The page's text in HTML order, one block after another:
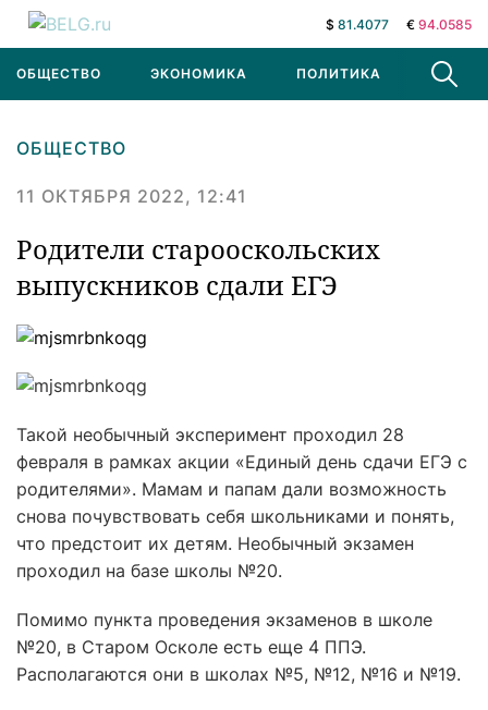
$ 81.4077 € 94.0585
ОБЩЕСТВО ЭКОНОМИКА ПОЛИТИКА В МИРЕ
ОБЩЕСТВО
11 ОКТЯБРЯ 2022, 12:41
Родители старооскольских
выпускников сдали ЕГЭ
Такой необычный эксперимент проходил 28
февраля в рамках акции «Единый день сдачи ЕГЭ с
родителями». Мамам и папам дали возможность
снова почувствовать себя школьниками и понять,
что предстоит их детям. Необычный экзамен
проходил на базе школы №20.
Помимо пункта проведения экзаменов в школе
№20, в Старом Осколе есть еще 4 ППЭ.
Располагаются они в школах №5, №12, №16 и №19.